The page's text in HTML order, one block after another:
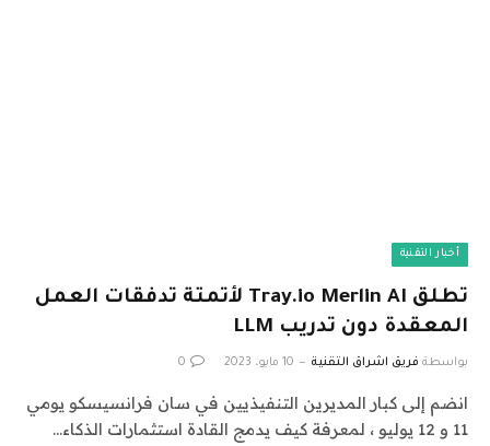
أخبار التقنية
تطلق Tray.io Merlin AI لأتمتة تدفقات العمل
المعقدة دون تدريب LLM
بواسطة فريق اشراق التقنية 10 مايو، 2023 0
انضم إلى كبار المديرين التنفيذيين في سان فرانسيسكو يومي
11 و 12 يوليو ، لمعرفة كيف يدمج القادة استثمارات الذكاء…